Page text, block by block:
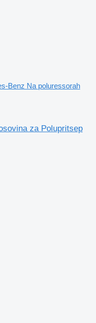
Benz Na poluressorah
za Polupritsep